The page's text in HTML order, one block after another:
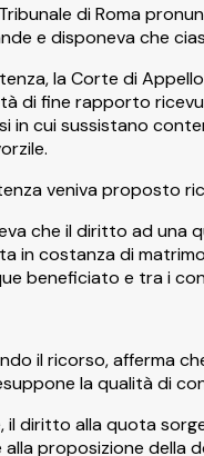
di Roma
e disponeva che
la Corte di
di fine rapporto
in cui sussistano
veniva proposto
che il diritto ad una
in costanza di
beneficiato e tra i
il ricorso, afferma
la qualità di
il diritto alla quota
proposizione della